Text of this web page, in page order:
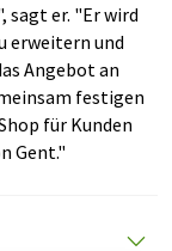
sagt er. "Er wird
erweitern und
Angebot an
festigen
für Kunden
Gent."